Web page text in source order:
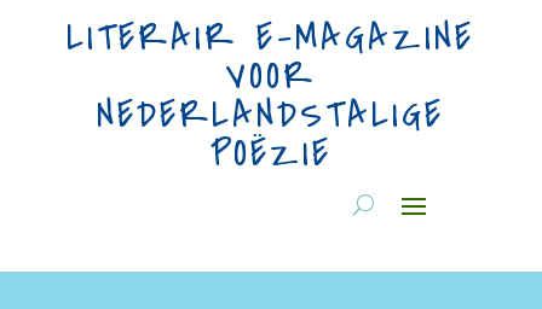
LITERAIR E-MAGAZINE
VOOR
NEDERLANDSTALIGE
POËZIE